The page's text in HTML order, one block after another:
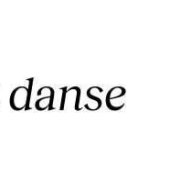
danse